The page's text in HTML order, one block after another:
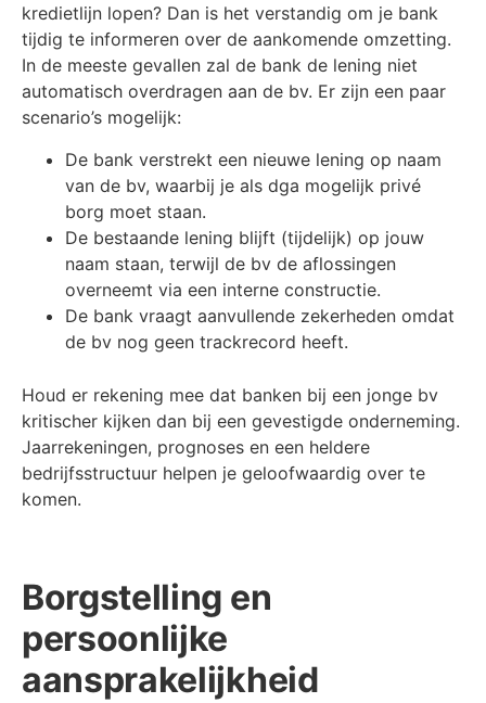
kredietlijn lopen? Dan is het verstandig om je bank
tijdig te informeren over de aankomende omzetting.
In de meeste gevallen zal de bank de lening niet
automatisch overdragen aan de bv. Er zijn een paar
scenario’s mogelijk:
De bank verstrekt een nieuwe lening op naam
van de bv, waarbij je als dga mogelijk privé
borg moet staan.
De bestaande lening blijft (tijdelijk) op jouw
naam staan, terwijl de bv de aflossingen
overneemt via een interne constructie.
De bank vraagt aanvullende zekerheden omdat
de bv nog geen trackrecord heeft.
Houd er rekening mee dat banken bij een jonge bv
kritischer kijken dan bij een gevestigde onderneming.
Jaarrekeningen, prognoses en een heldere
bedrijfsstructuur helpen je geloofwaardig over te
komen.
Borgstelling en
persoonlijke
aansprakelijkheid